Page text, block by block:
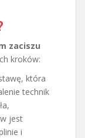
zaciszu
kroków:
która
technik
jest
i